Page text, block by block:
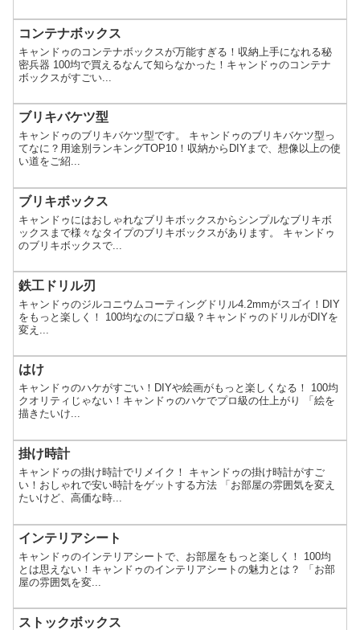
コンテナボックス
キャンドゥのコンテナボックスが万能すぎる！収納上手になれる秘
密兵器 100均で買えるなんて知らなかった！キャンドゥのコンテナ
ボックスがすごい...
ブリキバケツ型
キャンドゥのブリキバケツ型です。 キャンドゥのブリキバケツ型っ
てなに？用途別ランキングTOP10！収納からDIYまで、想像以上の使
い道をご紹...
ブリキボックス
キャンドゥにはおしゃれなブリキボックスからシンプルなブリキボ
ックスまで様々なタイプのブリキボックスがあります。 キャンドゥ
のブリキボックスで...
鉄工ドリル刃
キャンドゥのジルコニウムコーティングドリル4.2mmがスゴイ！DIY
をもっと楽しく！ 100均なのにプロ級？キャンドゥのドリルがDIYを
変え...
はけ
キャンドゥのハケがすごい！DIYや絵画がもっと楽しくなる！ 100均
クオリティじゃない！キャンドゥのハケでプロ級の仕上がり 「絵を
描きたいけ...
掛け時計
キャンドゥの掛け時計でリメイク！ キャンドゥの掛け時計がすご
い！おしゃれで安い時計をゲットする方法 「お部屋の雰囲気を変え
たいけど、高価な時...
インテリアシート
キャンドゥのインテリアシートで、お部屋をもっと楽しく！ 100均
とは思えない！キャンドゥのインテリアシートの魅力とは？ 「お部
屋の雰囲気を変...
ストックボックス